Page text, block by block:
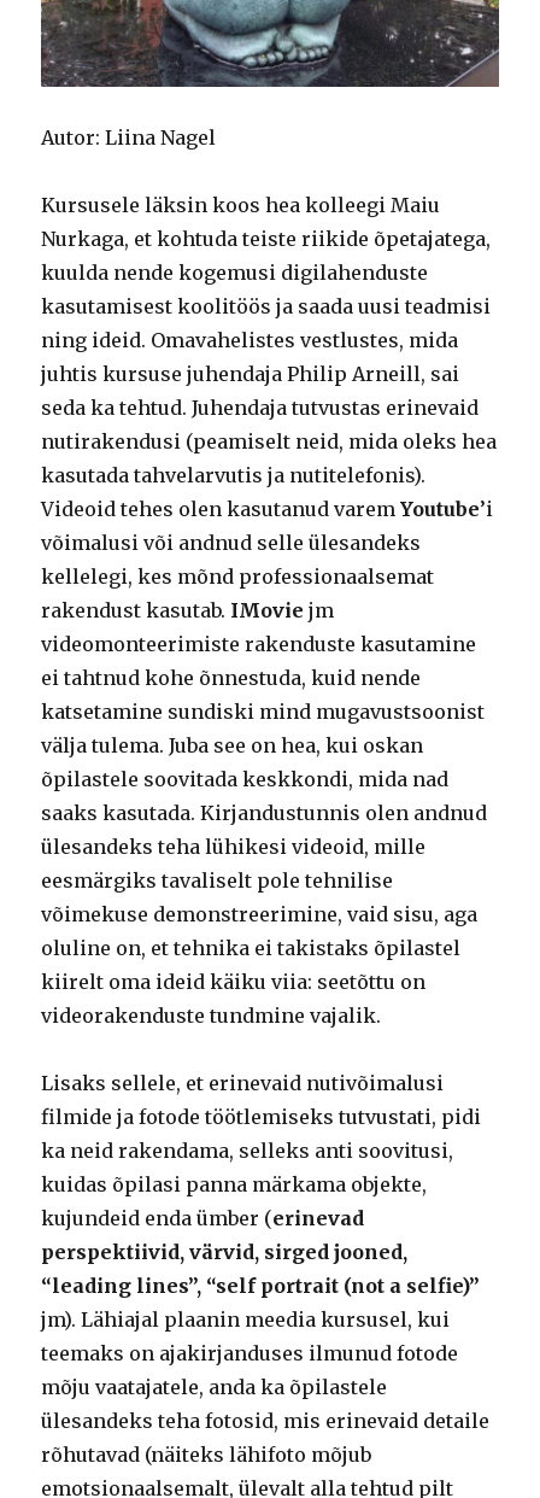
Autor: Liina Nagel
Kursusele läksin koos hea kolleegi Maiu
Nurkaga, et kohtuda teiste riikide õpetajatega,
kuulda nende kogemusi digilahenduste
kasutamisest koolitöös ja saada uusi teadmisi
ning ideid. Omavahelistes vestlustes, mida
juhtis kursuse juhendaja Philip Arneill, sai
seda ka tehtud. Juhendaja tutvustas erinevaid
nutirakendusi (peamiselt neid, mida oleks hea
kasutada tahvelarvutis ja nutitelefonis).
Videoid tehes olen kasutanud varemYoutube’i
võimalusi või andnud selle ülesandeks
kellelegi, kes mõnd professionaalsemat
rakendust kasutab. IMovie jm
videomonteerimiste rakenduste kasutamine
ei tahtnud kohe õnnestuda, kuid nende
katsetamine sundiski mind mugavustsoonist
välja tulema. Juba see on hea, kui oskan
õpilastele soovitada keskkondi, mida nad
saaks kasutada. Kirjandustunnis olen andnud
ülesandeks teha lühikesi videoid, mille
eesmärgiks tavaliselt pole tehnilise
võimekuse demonstreerimine, vaid sisu, aga
oluline on, et tehnika ei takistaks õpilastel
kiirelt oma ideid käiku viia: seetõttu on
videorakenduste tundmine vajalik.
Lisaks sellele, et erinevaid nutivõimalusi
filmide ja fotode töötlemiseks tutvustati, pidi
ka neid rakendama, selleks anti soovitusi,
kuidas õpilasi panna märkama objekte,
kujundeid enda ümber (erinevad
perspektiivid, värvid, sirged jooned,
“leading lines”, “self portrait (not a selfie)”
jm). Lähiajal plaanin meedia kursusel, kui
teemaks on ajakirjanduses ilmunud fotode
mõju vaatajatele, anda ka õpilastele
ülesandeks teha fotosid, mis erinevaid detaile
rõhutavad (näiteks lähifoto mõjub
emotsionaalsemalt, ülevalt alla tehtud pilt